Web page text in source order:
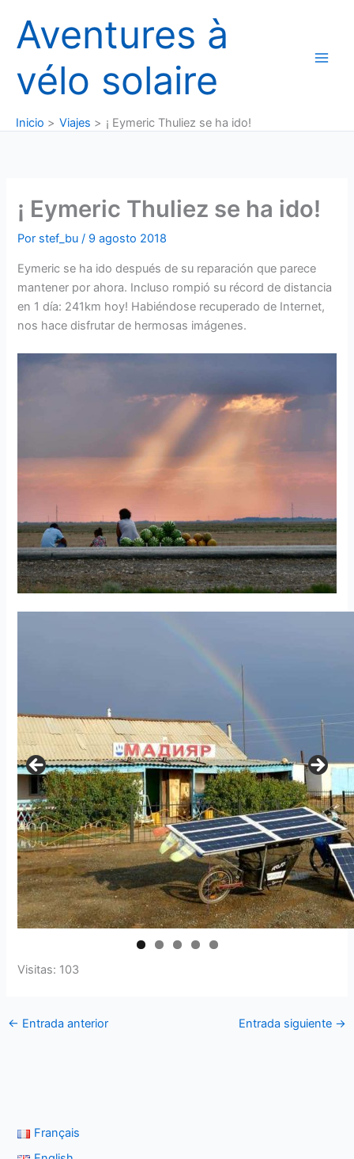
contenido
Aventures à
vélo solaire
Inicio Viajes ¡ Eymeric Thuliez se ha ido!
¡ Eymeric Thuliez se ha ido!
Por stef_bu/ 9 agosto 2018
Eymeric se ha ido después de su reparación que parece
mantener por ahora. Incluso rompió su récord de distancia
en 1 día: 241km hoy! Habiéndose recuperado de Internet,
nos hace disfrutar de hermosas imágenes.
Visitas: 103
← Entrada anterior Entrada siguiente →
Français